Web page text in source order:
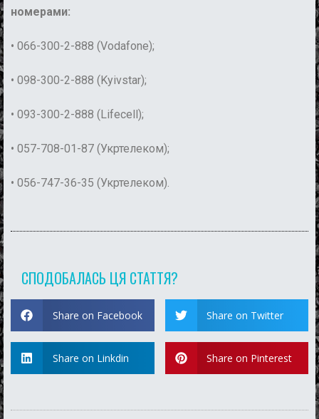
номерами:
• 066-300-2-888 (Vodafone);
• 098-300-2-888 (Kyivstar);
• 093-300-2-888 (Lifecell);
• 057-708-01-87 (Укртелеком);
• 056-747-36-35 (Укртелеком).
СПОДОБАЛАСЬ ЦЯ СТАТТЯ?
Share on Facebook Share on Twitter
Share on Linkdin Share on Pinterest